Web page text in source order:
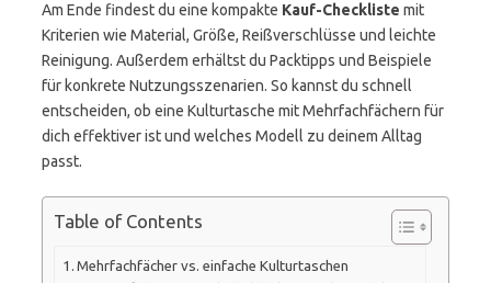
Am Ende findest du eine kompakte Kauf-Checkliste mit
Kriterien wie Material, Größe, Reißverschlüsse und leichte
Reinigung. Außerdem erhältst du Packtipps und Beispiele
für konkrete Nutzungsszenarien. So kannst du schnell
entscheiden, ob eine Kulturtasche mit Mehrfachfächern für
dich effektiver ist und welches Modell zu deinem Alltag
passt.
Table of Contents
Mehrfachfächer vs. einfache Kulturtaschen